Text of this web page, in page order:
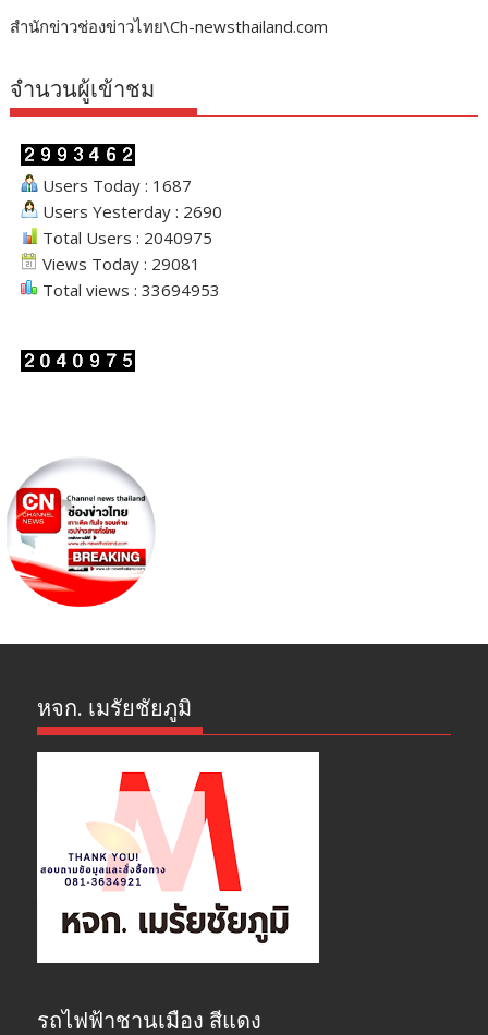
สำนักข่าวช่องข่าวไทย\Ch-newsthailand.com
จำนวนผู้เข้าชม
Users Today : 1687
Users Yesterday : 2690
Total Users : 2040975
Views Today : 29081
Total views : 33694953
หจก. เมรัยชัยภูมิ
รถไฟฟ้าชานเมือง สีแดง